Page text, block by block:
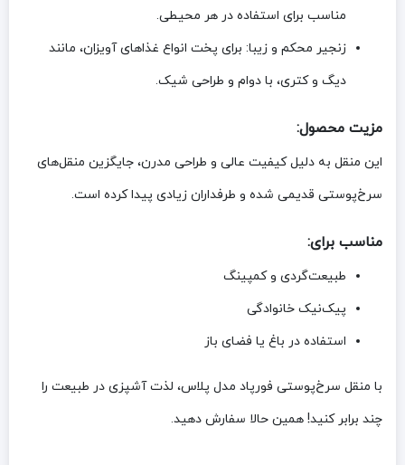
مناسب برای استفاده در هر محیطی.
زنجیر محکم و زیبا: برای پخت انواع غذاهای آویزان، مانند
دیگ و کتری، با دوام و طراحی شیک.
مزیت محصول:
این منقل به دلیل کیفیت عالی و طراحی مدرن، جایگزین منقل‌های
سرخ‌پوستی قدیمی شده و طرفداران زیادی پیدا کرده است.
مناسب برای:
طبیعت‌گردی و کمپینگ
پیک‌نیک خانوادگی
استفاده در باغ یا فضای باز
با منقل سرخ‌پوستی فورپاد مدل پلاس، لذت آشپزی در طبیعت را
چند برابر کنید! همین حالا سفارش دهید.